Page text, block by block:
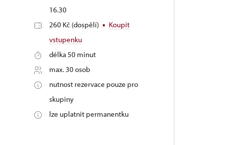
16.30
260 Kč (dospělí)
Koupit
vstupenku
délka 50 minut
max. 30 osob
nutnost rezervace pouze pro
skupiny
lze uplatnit permanentku